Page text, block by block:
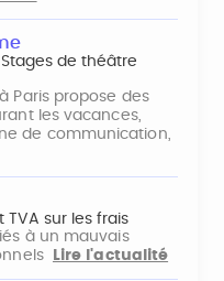
de théâtre
Paris propose des
les vacances,
de communication,
TVA sur les frais
à un mauvais
Lire l'actualité